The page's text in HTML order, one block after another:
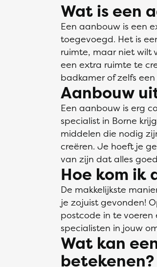
Wat is een
Een aanbouw is een
toegevoegd. Het is
ruimte, maar niet wilt
een extra ruimte te
badkamer of zelfs
Aanbouw
Een aanbouw is erg
specialist in Borne
middelen die nodig
creëren. Je hoeft je
van zijn dat alles
Hoe kom ik
De makkelijkste
je zojuist gevonden!
postcode in te
specialisten in jouw
Wat kan
betekenen?